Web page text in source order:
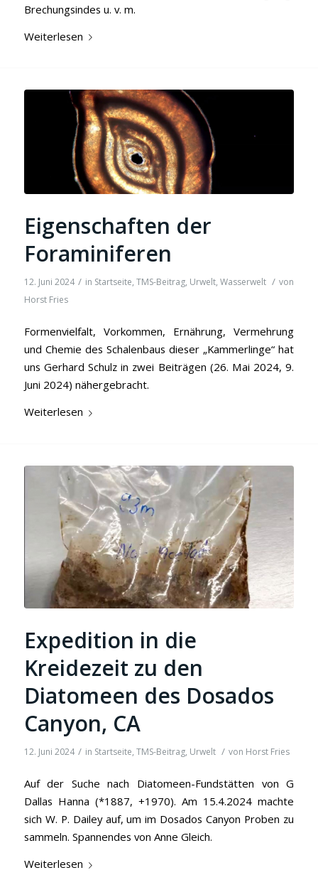
Brechungsindes u. v. m.
Weiterlesen
Eigenschaften der
Foraminiferen
12. Juni 2024 / in Startseite, TMS-Beitrag, Urwelt, Wasserwelt / von
Horst Fries
Formenvielfalt, Vorkommen, Ernährung, Vermehrung
und Chemie des Schalenbaus dieser „Kammerlinge“ hat
uns Gerhard Schulz in zwei Beiträgen (26. Mai 2024, 9.
Juni 2024) nähergebracht.
Weiterlesen
Expedition in die
Kreidezeit zu den
Diatomeen des Dosados
Canyon, CA
12. Juni 2024 / in Startseite, TMS-Beitrag, Urwelt / von Horst Fries
Auf der Suche nach Diatomeen-Fundstätten von G
Dallas Hanna (*1887, +1970). Am 15.4.2024 machte
sich W. P. Dailey auf, um im Dosados Canyon Proben zu
sammeln. Spannendes von Anne Gleich.
Weiterlesen